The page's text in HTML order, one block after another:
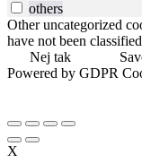
others
Other uncategorized
have not been
Nej tak
Powered by GDPR
X